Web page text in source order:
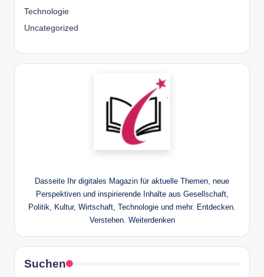
Technologie
Uncategorized
Dasseite Ihr digitales Magazin für aktuelle Themen, neue
Perspektiven und inspirierende Inhalte aus Gesellschaft,
Politik, Kultur, Wirtschaft, Technologie und mehr. Entdecken.
Verstehen. Weiterdenken
Suchen